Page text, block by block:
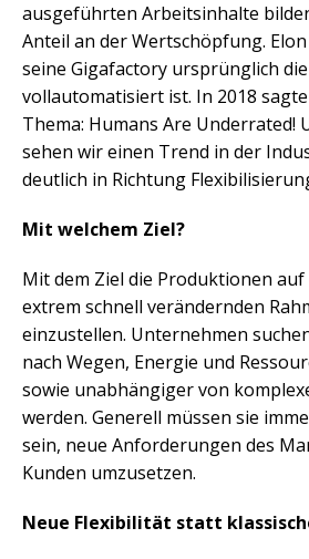
ausgeführten Arbeitsinhalte
Anteil an der Wertschöpfung.
seine Gigafactory ursprünglich die
vollautomatisiert ist. In 2018
Thema: Humans Are Underrated!
sehen wir einen Trend in der
deutlich in Richtung
Mit welchem Ziel?
Mit dem Ziel die Produktionen
extrem schnell verändernden
einzustellen. Unternehmen
nach Wegen, Energie und
sowie unabhängiger von
werden. Generell müssen sie
sein, neue Anforderungen des
Kunden umzusetzen.
Neue Flexibilität statt